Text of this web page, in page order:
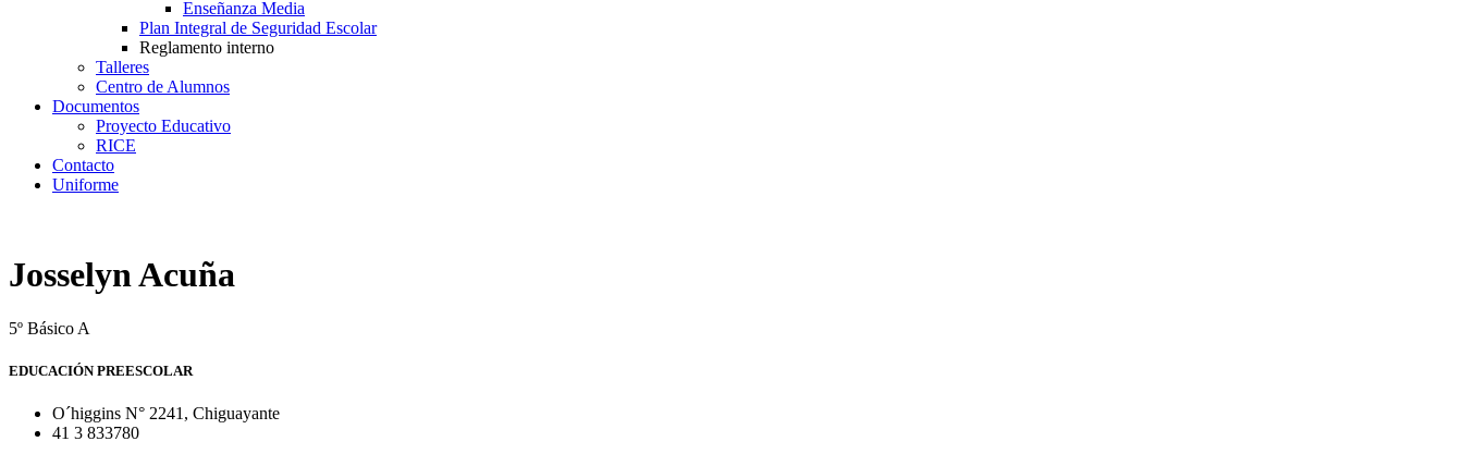
Enseñanza Media
Plan Integral de Seguridad Escolar
Reglamento interno
Talleres
Centro de Alumnos
Documentos
Proyecto Educativo
RICE
Contacto
Uniforme
Josselyn Acuña
5º Básico A
EDUCACIÓN PREESCOLAR
O´higgins N° 2241, Chiguayante
41 3 833780